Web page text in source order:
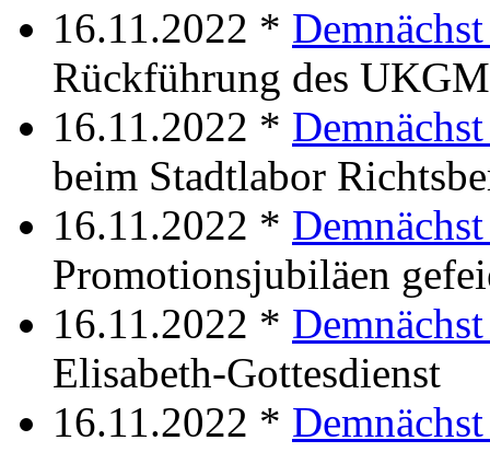
16.11.2022 *
Rückführung des UKGM
16.11.2022 *
beim Stadtlabor
16.11.2022 *
Promotionsjubiläen
16.11.2022 *
Elisabeth-Gottesdienst
16.11.2022 *